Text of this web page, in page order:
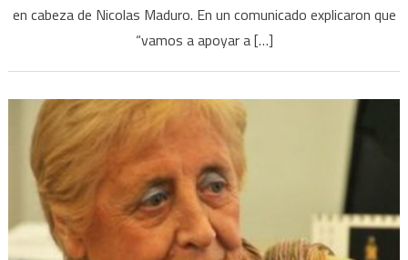
en cabeza de Nicolas Maduro. En un comunicado explicaron que
“vamos a apoyar a […]